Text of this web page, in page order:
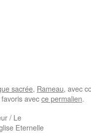
sacrée, Rameau, avec
avecce permalien.
/ Le
Eternelle